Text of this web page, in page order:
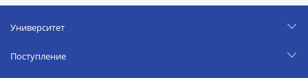
Университет
Поступление